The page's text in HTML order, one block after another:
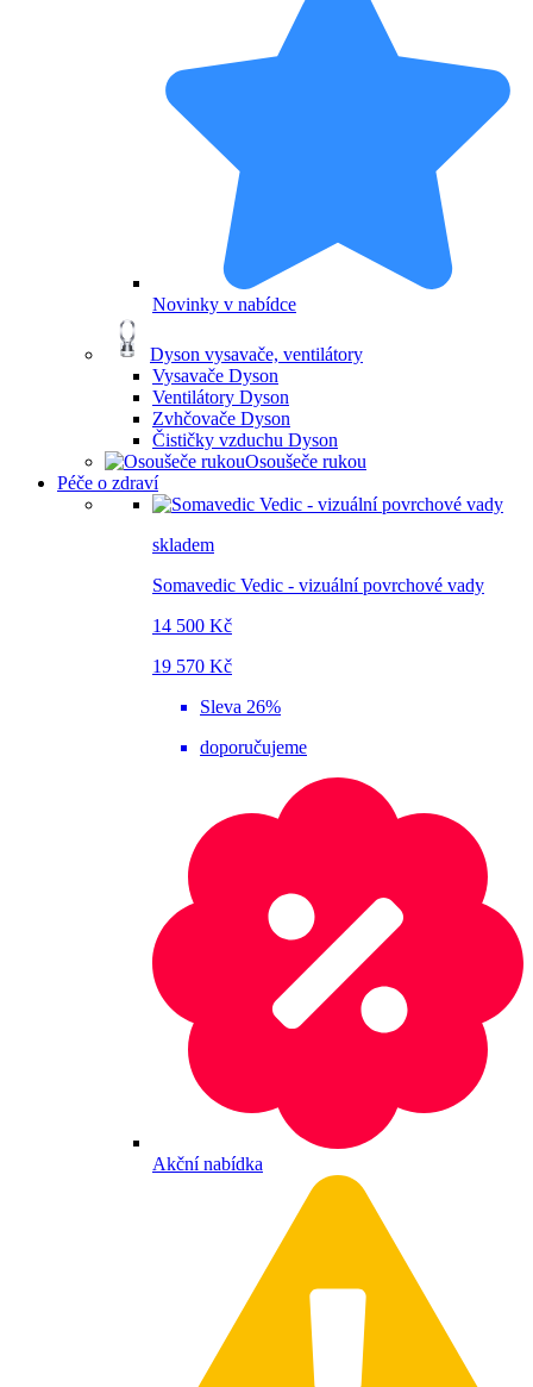
Novinky v nabídce
Dyson vysavače, ventilátory
Vysavače Dyson
Ventilátory Dyson
Zvhčovače Dyson
Čističky vzduchu Dyson
Osoušeče rukou
Péče o zdraví
skladem
Somavedic Vedic - vizuální povrchové vady
14 500 Kč
19 570 Kč
Sleva 26%
doporučujeme
Akční nabídka